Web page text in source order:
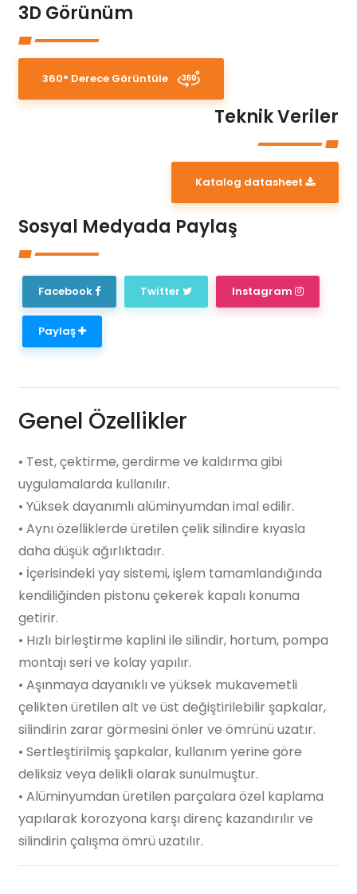
3D Görünüm
360° Derece Görüntüle
Teknik Veriler
Katalog datasheet
Sosyal Medyada Paylaş
Facebook Twitter Instagram
Paylaş
Genel Özellikler
• Test, çektirme, gerdirme ve kaldırma gibi
uygulamalarda kullanılır.
• Yüksek dayanımlı alüminyumdan imal edilir.
• Aynı özelliklerde üretilen çelik silindire kıyasla
daha düşük ağırlıktadır.
• İçerisindeki yay sistemi, işlem tamamlandığında
kendiliğinden pistonu çekerek kapalı konuma
getirir.
• Hızlı birleştirme kaplini ile silindir, hortum, pompa
montajı seri ve kolay yapılır.
• Aşınmaya dayanıklı ve yüksek mukavemetli
çelikten üretilen alt ve üst değiştirilebilir şapkalar,
silindirin zarar görmesini önler ve ömrünü uzatır.
• Sertleştirilmiş şapkalar, kullanım yerine göre
deliksiz veya delikli olarak sunulmuştur.
• Alüminyumdan üretilen parçalara özel kaplama
yapılarak korozyona karşı direnç kazandırılır ve
silindirin çalışma ömrü uzatılır.